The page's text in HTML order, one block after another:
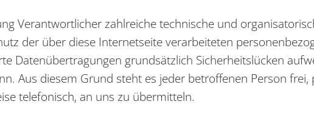
Verantwortlicher zahlreiche technische und
der über diese Internetseite verarbeiteten
Datenübertragungen grundsätzlich Sicherheitslücken
Aus diesem Grund steht es jeder betroffenen Person frei,
telefonisch, an uns zu übermitteln.